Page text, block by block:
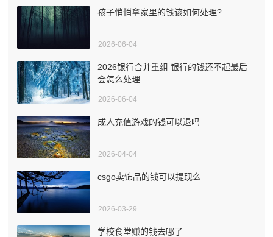
孩子悄悄拿家里的钱该如何处理?
2026-06-04
2026银行合并重组 银行的钱还不起最后
会怎么处理
2026-06-04
成人充值游戏的钱可以退吗
2026-04-04
csgo卖饰品的钱可以提现么
2026-03-29
学校食堂赚的钱去哪了